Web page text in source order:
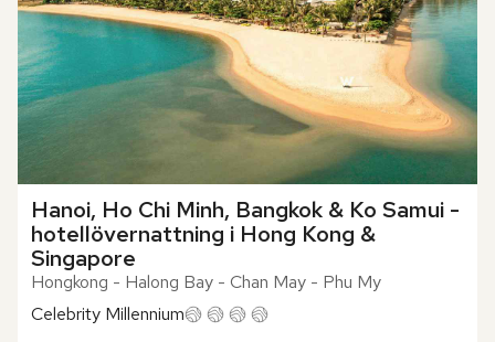
Hanoi, Ho Chi Minh, Bangkok & Ko Samui -
hotellövernattning i Hong Kong &
Singapore
Hongkong - Halong Bay - Chan May - Phu My
Celebrity Millennium